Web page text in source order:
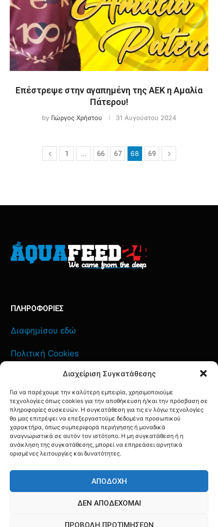
Διαχείριση Συγκατάθεσης
Για να παρέχουμε την καλύτερη εμπειρία, χρησιμοποιούμε
τεχνολογίες όπως cookies για την αποθήκευση ή/και την πρόσβαση σε
πληροφορίες συσκευών. Η συγκατάθεση για τις εν λόγω τεχνολογίες
θα μας επιτρέψει να επεξεργαστούμε δεδομένα προσωπικού
χαρακτήρα, όπως συμπεριφορά περιήγησης ή μοναδικά
αναγνωριστικά σε αυτόν τον ιστότοπο. Η μη συγκατάθεση ή η
ανάκληση της συγκατάθεσης, μπορεί να επηρεάσει αρνητικά
ορισμένες λειτουργίες και δυνατότητες.
ΑΠΟΔΟΧΉ
ΔΕΝ ΑΠΟΔΈΧΟΜΑΙ
ΠΡΟΒΟΛΉ ΠΡΟΤΙΜΉΣΕΩΝ
Επέστρεψε στην αγαπημένη της ΑΕΚ η Αμαλία
Πάτερου!
by Γιώργος Χρήστου 31 Αυγούστου 2024
1 … 66 67 68 69
ΠΛΗΡΟΦΟΡΙΕΣ
Διαφημίσου εδώ
Πολιτική Cookies
Πολιτική Απορρήτου
ΕΠΙΚΟΙΝΩΝΙΑ
YOUTUBE